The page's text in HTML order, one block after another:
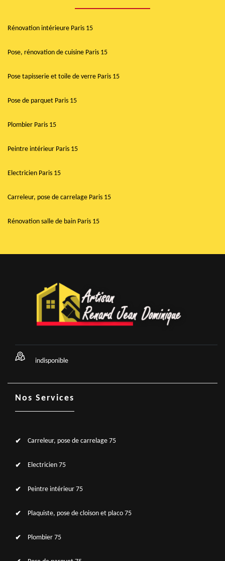
Rénovation intérieure Paris 15
Pose, rénovation de cuisine Paris 15
Pose tapisserie et toile de verre Paris 15
Pose de parquet Paris 15
Plombier Paris 15
Peintre intérieur Paris 15
Electricien Paris 15
Carreleur, pose de carrelage Paris 15
Rénovation salle de bain Paris 15
indisponible
Nos Services
Carreleur, pose de carrelage 75
Electricien 75
Peintre intérieur 75
Plaquiste, pose de cloison et placo 75
Plombier 75